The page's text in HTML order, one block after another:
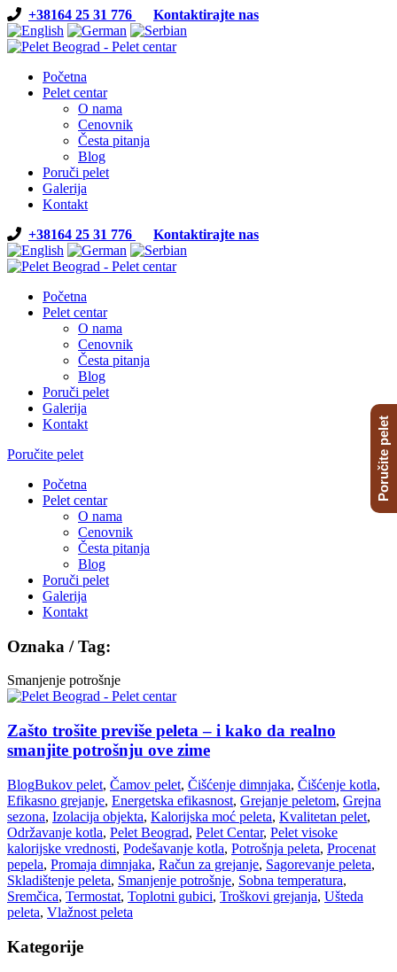
+38164 25 31 776 Kontaktirajte nas
Početna
Pelet centar
O nama
Cenovnik
Česta pitanja
Blog
Poruči pelet
Galerija
Kontakt
+38164 25 31 776
Kontaktirajte nas
Početna
Pelet centar
O nama
Cenovnik
Česta pitanja
Blog
Poruči pelet
Galerija
Kontakt
Poručite pelet
Početna
Pelet centar
O nama
Cenovnik
Česta pitanja
Blog
Poruči pelet
Galerija
Kontakt
Oznaka / Tag:
Smanjenje potrošnje
Zašto trošite previše peleta – i kako da realno
smanjite potrošnju ove zime
BlogBukov pelet, Čamov pelet, Čišćenje dimnjaka, Čišćenje kotla,
Efikasno grejanje, Energetska efikasnost, Grejanje peletom, Grejna
sezona, Izolacija objekta, Kalorijska moć peleta, Kvalitetan pelet,
Održavanje kotla, Pelet Beograd, Pelet Centar, Pelet visoke
kalorijske vrednosti, Podešavanje kotla, Potrošnja peleta, Procenat
pepela, Promaja dimnjaka, Račun za grejanje, Sagorevanje peleta,
Skladištenje peleta, Smanjenje potrošnje, Sobna temperatura,
Sremčica, Termostat, Toplotni gubici, Troškovi grejanja, Ušteda
peleta, Vlažnost peleta
Kategorije
Poručite pelet